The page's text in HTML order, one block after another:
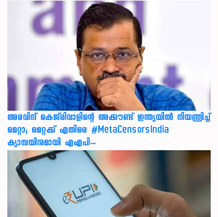
അരവിന്ദ് കെജ്‌രിവാളിന്റെ അക്കൗണ്ട് ഇന്ത്യയിൽ നിയന്ത്രിച്ച്
മെറ്റാ; മെറ്റക്ക് എതിരെ #MetaCensorsIndia
ക്യാമ്പയിനുമായി എഎപി…